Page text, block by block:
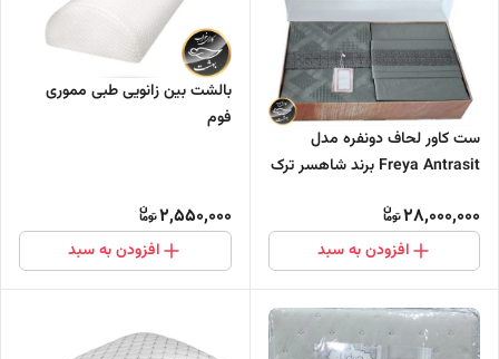
ست کاور لحاف دونفره مدل
Freya Antrasit برند شاهسر ترک
28,000,000
افزودن به سبد
بالشت بین زانویی طبی مموری
فوم
2,550,000
افزودن به سبد